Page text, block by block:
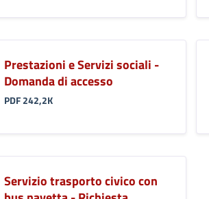
Prestazioni e Servizi sociali -
Domanda di accesso
PDF 242,2K
Servizio trasporto civico con